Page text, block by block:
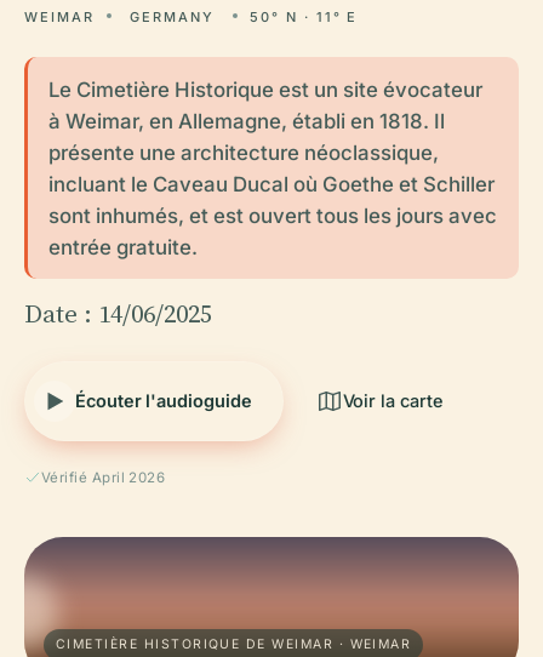
WEIMAR GERMANY 50° N · 11° E
Le Cimetière Historique est un site évocateur
à Weimar, en Allemagne, établi en 1818. Il
présente une architecture néoclassique,
incluant le Caveau Ducal où Goethe et Schiller
sont inhumés, et est ouvert tous les jours avec
entrée gratuite.
Date : 14/06/2025
Écouter l'audioguide Voir la carte
Vérifié April 2026
CIMETIÈRE HISTORIQUE DE WEIMAR · WEIMAR